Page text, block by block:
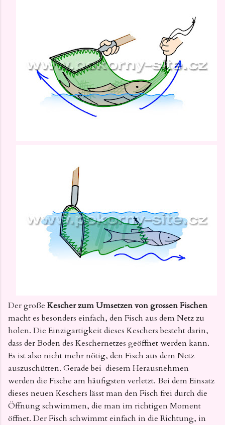
Der große Kescher zum Umsetzen von grossen Fischen
macht es besonders einfach, den Fisch aus dem Netz zu
holen. Die Einzigartigkeit dieses Keschers besteht darin,
dass der Boden des Keschernetzes geöffnet werden kann.
Es ist also nicht mehr nötig, den Fisch aus dem Netz
auszuschütten. Gerade bei diesem Herausnehmen
werden die Fische am häufigsten verletzt. Bei dem Einsatz
dieses neuen Keschers lässt man den Fisch frei durch die
Öffnung schwimmen, die man im richtigen Moment
öffnet. Der Fisch schwimmt einfach in die Richtung, in